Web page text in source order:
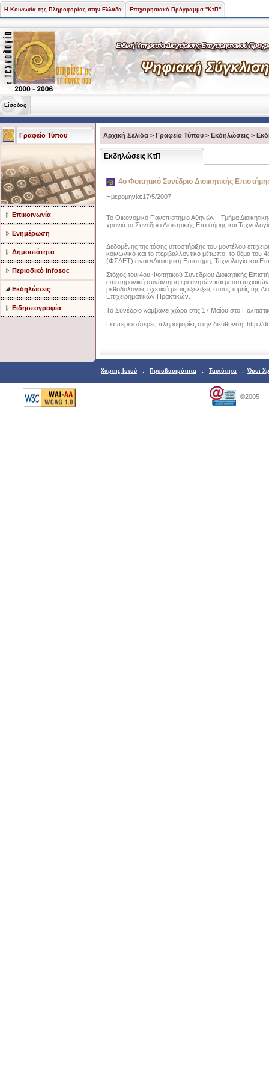
Η Κοινωνία της Πληροφορίας στην Ελλάδα Επιχειρησιακό Πρόγραμμα "ΚτΠ"
Είσοδος
Γραφείο Τύπου
Επικοινωνία
Ενημέρωση
Δημοσιότητα
Περιοδικό Infosoc
Εκδηλώσεις
Ειδησεογραφία
Αρχική Σελίδα > Γραφείο Τύπου > Εκδηλώσεις >
Εκδηλώσεις ΚτΠ
4ο Φοιτητικό Συνέδριο Διοικητικής
Ημερομηνία:17/5/2007
Το Οικονομικό Πανεπιστήμιο Αθηνών - Τμήμα
χρονιά το Συνέδριο Διοικητικής Επιστήμης και
Δεδομένης της τάσης υποστήριξης του μοντέλου
κοινωνικό και το περιβαλλοντικό μέτωπο, το θέμα του
(ΦΣΔΕΤ) είναι «Διοικητική Επιστήμη, Τεχνολογία και
Στόχος του 4ου Φοιτητικού Συνεδρίου Διοικητικής
επιστημονική συνάντηση ερευνητών και
μεθοδολογίες σχετικά με τις εξελίξεις στους τομείς
Επιχειρηματικών Πρακτικών.
Το Συνέδριο λαμβάνει χώρα στις 17 Μαΐου στο
Για περισσότερες πληροφορίες στην διεύθυνση:
Χάρτης Ιστού : Προσβασιμότητα : Ταυτότητα : Όροι
©2005